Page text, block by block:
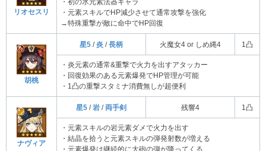
リオセスリ
・初の氷元素法器キャラ
・元素スキルでHP減少させて通常攻撃を強化
→特殊重撃が敵に命中でHP回復
胡桃
星5 / 炎 / 長柄 火魔女4 or しめ縄4 1凸
・炎元素の通常&重撃で火力を出すアタッカー
・回復効果のある元素爆発でHP管理が可能
・1凸の重撃スタミナ消費無しが超便利
ナヴィア
星5 / 岩 / 両手剣 残響4 1凸
・元素スキルの岩元素ダメで火力を出す
・結晶を拾うと元素スキルの弾発射数が増える
・元素爆発は継続的に大砲の弾が降ってくる